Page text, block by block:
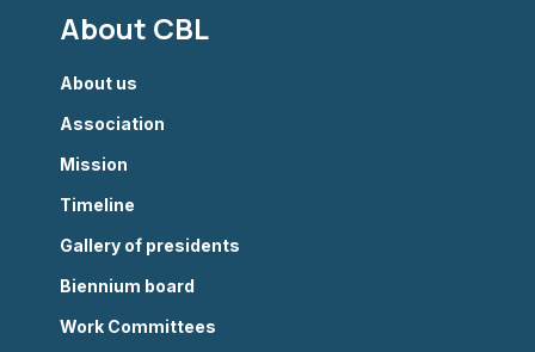
About CBL
About us
Association
Mission
Timeline
Gallery of presidents
Biennium board
Work Committees